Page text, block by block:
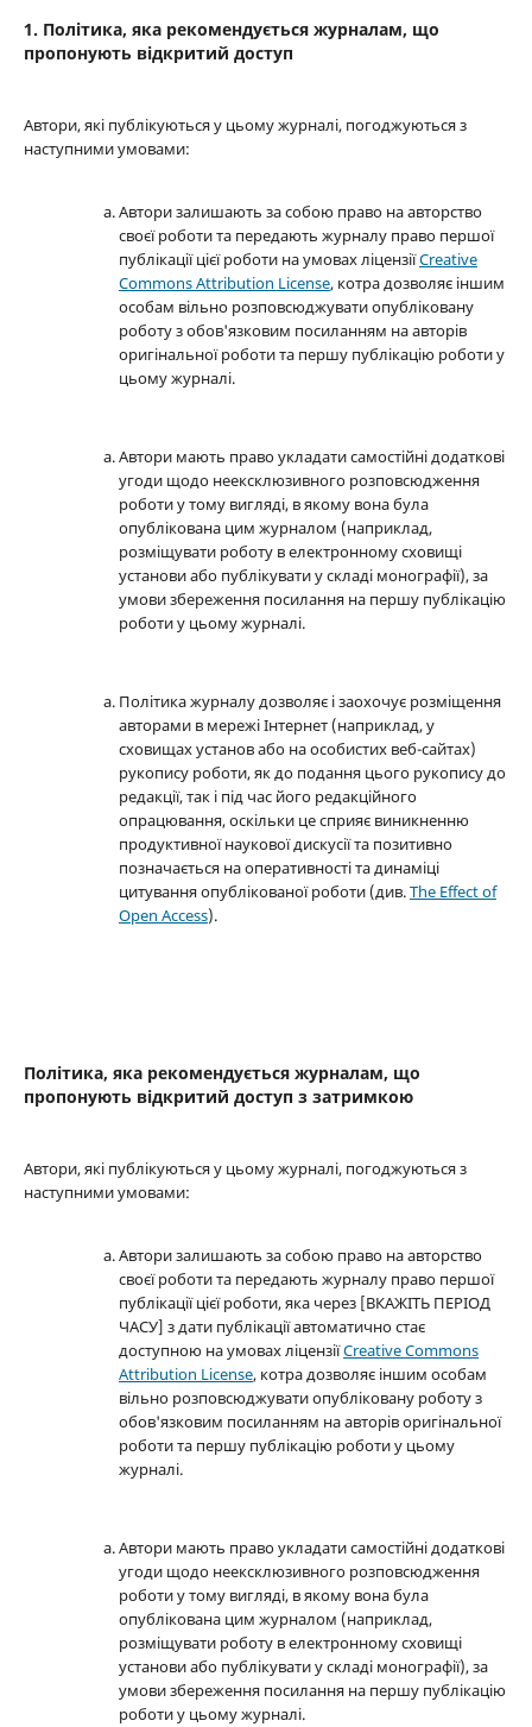
1. Політика, яка рекомендується журналам, що
пропонують відкритий доступ
Автори, які публікуються у цьому журналі, погоджуються з
наступними умовами:
Автори залишають за собою право на авторство
своєї роботи та передають журналу право першої
публікації цієї роботи на умовах ліцензіїCreative
Commons Attribution License, котра дозволяє іншим
особам вільно розповсюджувати опубліковану
роботу з обов'язковим посиланням на авторів
оригінальної роботи та першу публікацію роботи у
цьому журналі.
Автори мають право укладати самостійні додаткові
угоди щодо неексклюзивного розповсюдження
роботи у тому вигляді, в якому вона була
опублікована цим журналом (наприклад,
розміщувати роботу в електронному сховищі
установи або публікувати у складі монографії), за
умови збереження посилання на першу публікацію
роботи у цьому журналі.
Політика журналу дозволяє і заохочує розміщення
авторами в мережі Інтернет (наприклад, у
сховищах установ або на особистих веб-сайтах)
рукопису роботи, як до подання цього рукопису до
редакції, так і під час його редакційного
опрацювання, оскільки це сприяє виникненню
продуктивної наукової дискусії та позитивно
позначається на оперативності та динаміці
цитування опублікованої роботи (див.The Effect of
Open Access).
Політика, яка рекомендується журналам, що
пропонують відкритий доступ з затримкою
Автори, які публікуються у цьому журналі, погоджуються з
наступними умовами:
Автори залишають за собою право на авторство
своєї роботи та передають журналу право першої
публікації цієї роботи, яка через [ВКАЖІТЬ ПЕРІОД
ЧАСУ] з дати публікації автоматично стає
доступною на умовах ліцензіїCreative Commons
Attribution License, котра дозволяє іншим особам
вільно розповсюджувати опубліковану роботу з
обов'язковим посиланням на авторів оригінальної
роботи та першу публікацію роботи у цьому
журналі.
Автори мають право укладати самостійні додаткові
угоди щодо неексклюзивного розповсюдження
роботи у тому вигляді, в якому вона була
опублікована цим журналом (наприклад,
розміщувати роботу в електронному сховищі
установи або публікувати у складі монографії), за
умови збереження посилання на першу публікацію
роботи у цьому журналі.